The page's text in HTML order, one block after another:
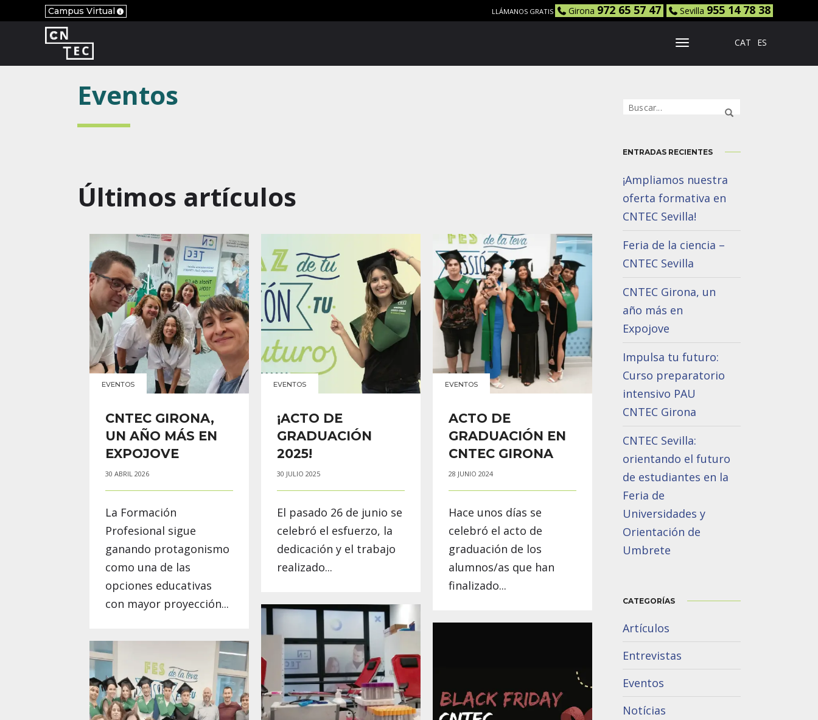
Campus Virtual LLÁMANOS GRATIS Girona 972 65 57 47 Sevilla 955 14 78 38
Toggle Navigation
ES
CAT
Eventos
Últimos artículos
EVENTOS
CNTEC GIRONA,
UN AÑO MÁS EN
EXPOJOVE
30 ABRIL 2026
La Formación
Profesional sigue
ganando protagonismo
como una de las
opciones educativas
con mayor proyección...
EVENTOS
¡ACTO DE
GRADUACIÓN
2025!
30 JULIO 2025
El pasado 26 de junio se
celebró el esfuerzo, la
dedicación y el trabajo
realizado...
EVENTOS
ACTO DE
GRADUACIÓN EN
CNTEC GIRONA
28 JUNIO 2024
Hace unos días se
celebró el acto de
graduación de los
alumnos/as que han
finalizado...
ENTRADAS RECIENTES
¡Ampliamos nuestra
oferta formativa en
CNTEC Sevilla!
Feria de la ciencia –
CNTEC Sevilla
CNTEC Girona, un
año más en
Expojove
Impulsa tu futuro:
Curso preparatorio
intensivo PAU
CNTEC Girona
CNTEC Sevilla:
orientando el futuro
de estudiantes en la
Feria de
Universidades y
Orientación de
Umbrete
CATEGORÍAS
Artículos
Entrevistas
Eventos
Notícias